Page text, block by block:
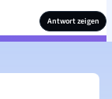
Antwort zeigen